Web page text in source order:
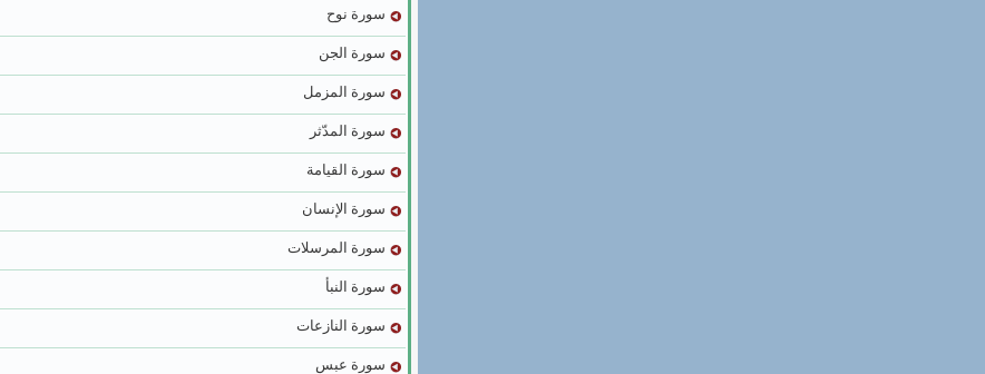
سورة نوح
سورة الجن
سورة المزمل
سورة المدّثر
سورة القيامة
سورة الإنسان
سورة المرسلات
سورة النبأ
سورة النازعات
سورة عبس